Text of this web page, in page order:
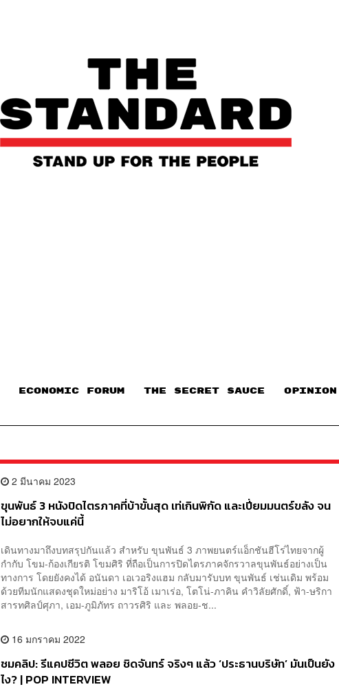
ECONOMIC FORUM THE SECRET SAUCE​ OPINION
2 มีนาคม 2023
ขุนพันธ์ 3 หนังปิดไตรภาคที่บ้าขั้นสุด เท่เกินพิกัด และเปี่ยมมนตร์ขลัง จน
ไม่อยากให้จบแค่นี้
เดินทางมาถึงบทสรุปกันแล้ว สำหรับ ขุนพันธ์ 3 ภาพยนตร์แอ็กชันฮีโร่ไทยจากผู้
กำกับ โขม-ก้องเกียรติ โขมศิริ ที่ถือเป็นการปิดไตรภาคจักรวาลขุนพันธ์อย่างเป็น
ทางการ โดยยังคงได้ อนันดา เอเวอริงแฮม กลับมารับบท ขุนพันธ์ เช่นเดิม พร้อม
ด้วยทีมนักแสดงชุดใหม่อย่าง มาริโอ้ เมาเร่อ, โตโน่-ภาคิน คำวิลัยศักดิ์, ฟ้า-ษริกา
สารทศิลป์ศุภา, เอม-ภูมิภัทร ถาวรศิริ และ พลอย-ช...
16 มกราคม 2022
ชมคลิป: รีแคปชีวิต พลอย ชิดจันทร์ จริงๆ แล้ว ‘ประธานบริษัท’ มันเป็นยัง
ไง? | POP INTERVIEW